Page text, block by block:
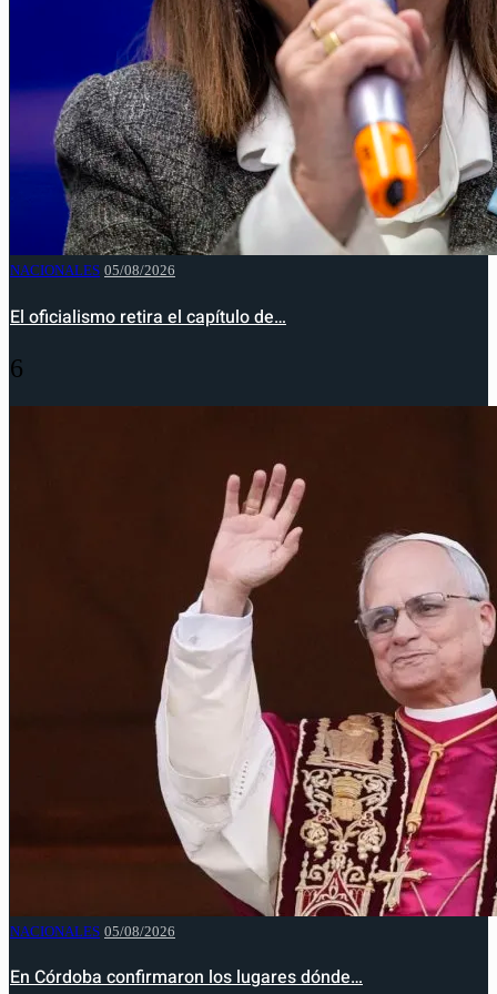
NACIONALES 05/08/2026
El oficialismo retira el capítulo de…
6
NACIONALES 05/08/2026
En Córdoba confirmaron los lugares dónde…